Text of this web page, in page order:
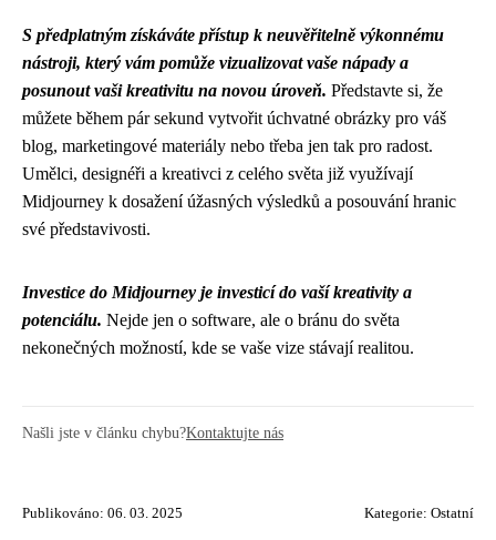
S předplatným získáváte přístup k neuvěřitelně výkonnému
nástroji, který vám pomůže vizualizovat vaše nápady a
posunout vaši kreativitu na novou úroveň. Představte si, že
můžete během pár sekund vytvořit úchvatné obrázky pro váš
blog, marketingové materiály nebo třeba jen tak pro radost.
Umělci, designéři a kreativci z celého světa již využívají
Midjourney k dosažení úžasných výsledků a posouvání hranic
své představivosti.
Investice do Midjourney je investicí do vaší kreativity a
potenciálu. Nejde jen o software, ale o bránu do světa
nekonečných možností, kde se vaše vize stávají realitou.
Našli jste v článku chybu?Kontaktujte nás
Publikováno: 06. 03. 2025 Kategorie: Ostatní